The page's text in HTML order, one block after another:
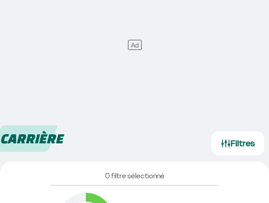
CARRIÈRE Filtres
0 filtre sélectionné